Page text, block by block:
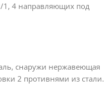
1, 4 направляющих под
снаружи нержавеющая
2 противнями из стали.